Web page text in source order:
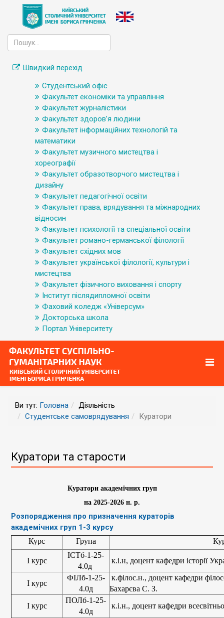
Швидкий перехід
Студентський офіс
Факультет економіки та управління
Факультет журналістики
Факультет здоров’я людини
Факультет інформаційних технологій та
математики
Факультет музичного мистецтва і
хореографії
Факультет образотворчого мистецтва і
дизайну
Факультет педагогічної освіти
Факультет права, врядування та міжнародних
відносин
Факультет психології та спеціальної освіти
Факультет романо-германської філології
Факультет східних мов
Факультет української філології, культури і
мистецтва
Факультет фізичного виховання і спорту
Інститут післядипломної освіти
Фаховий коледж «Універсум»
Докторська школа
Портал Університету
Ви тут: Головна
Діяльність
Студентське самоврядування
Куратори
Куратори та старости
Куратори академічних груп
на 2025-2026 н. р.
Розпорядження про призначення кураторів
академічних груп 1-3 курсу
Курс Група
І курс
ІСТб-1-25-
4.0д
к.і.н, доцент кафедри історії
І курс
ФІЛб-1-25-
4.0д
к.філос.н., доцент кафедри
Бахарєва С. З.
І курс
ПОЛб-1-25-
4.0д
к.і.н., доцент кафедри